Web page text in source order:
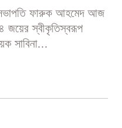
সভাপতি ফারুক আহমেদ আজ
জয়ের স্বীকৃতিস্বরূপ
সাবিনা...